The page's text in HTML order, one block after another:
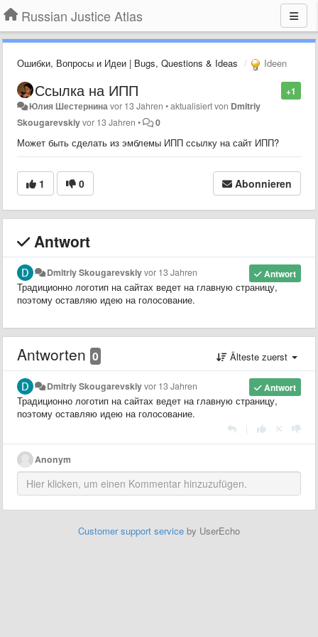
Russian Justice Atlas
Ошибки, Вопросы и Идеи | Bugs, Questions & Ideas Ideen
+1
Ссылка на ИПП
Юлия Шестернина vor 13 Jahren •aktualisiert von Dmitriy
Skougarevskiyvor 13 Jahren • 0
Может быть сделать из эмблемы ИПП ссылку на сайт ИПП?
1 0 Abonnieren
Antwort
Antwort
Dmitriy Skougarevskiyvor 13 Jahren
Традиционно логотип на сайтах ведет на главную страницу,
поэтому оставляю идею на голосование.
Antworten 0 Älteste zuerst
Antwort
Dmitriy Skougarevskiyvor 13 Jahren
Традиционно логотип на сайтах ведет на главную страницу,
поэтому оставляю идею на голосование.
Anonym
Customer support service by UserEcho